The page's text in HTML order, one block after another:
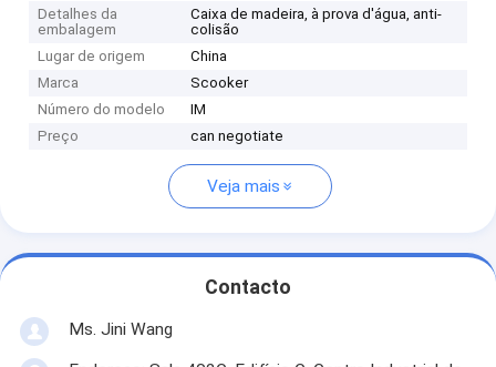
Detalhes da
embalagem
Caixa de madeira, à prova d'água, anti-
colisão
Lugar de origem
China
Marca
Scooker
Número do modelo
IM
Preço
can negotiate
Veja mais
Contacto
Ms. Jini Wang